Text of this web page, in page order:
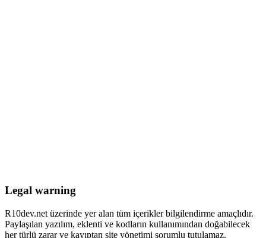
Legal warning
R10dev.net üzerinde yer alan tüm içerikler bilgilendirme amaçlıdır.
Paylaşılan yazılım, eklenti ve kodların kullanımından doğabilecek
her türlü zarar ve kayıptan site yönetimi sorumlu tutulamaz.